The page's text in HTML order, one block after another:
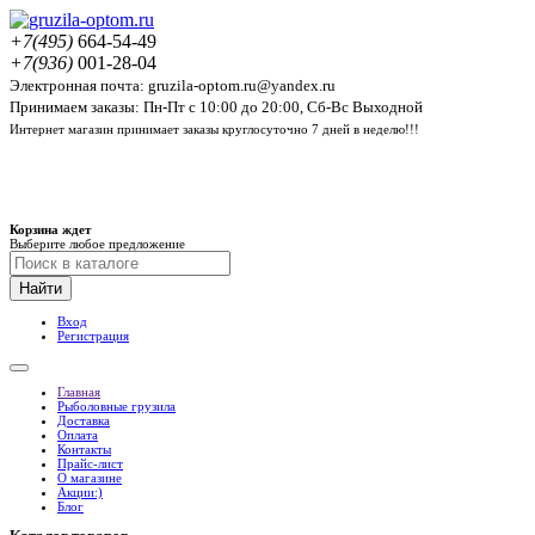
+7(495) 664-54-49
+7(936) 001-28-04
Электронная почта: gruzila-optom.ru@yandex.ru
Принимаем заказы: Пн-Пт с 10:00 до 20:00, Сб-Вс Выходной
Интернет магазин принимает заказы круглосуточно 7 дней в неделю!!!
Корзина ждет
Выберите любое предложение
Найти
Вход
Регистрация
Главная
Рыболовные грузила
Доставка
Оплата
Контакты
Прайс-лист
О магазине
Акции:)
Блог